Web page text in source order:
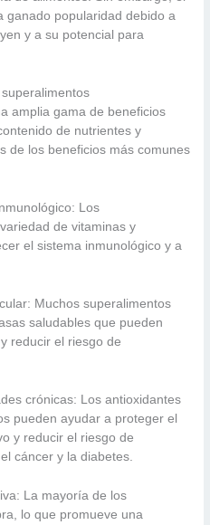
ganado popularidad debido a
y a su potencial para
amplia gama de beneficios
de nutrientes y
de los beneficios más comunes
Los
de vitaminas y
el sistema inmunológico y a
Muchos superalimentos
saludables que pueden
reducir el riesgo de
crónicas: Los antioxidantes
pueden ayudar a proteger el
y reducir el riesgo de
cáncer y la diabetes.
La mayoría de los
lo que promueve una